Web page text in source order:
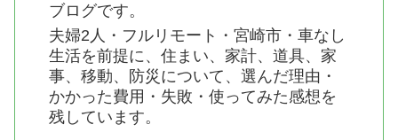
ブログです。
夫婦2人・フルリモート・宮崎市・車なし
生活を前提に、住まい、家計、道具、家
事、移動、防災について、選んだ理由・
かかった費用・失敗・使ってみた感想を
残しています。